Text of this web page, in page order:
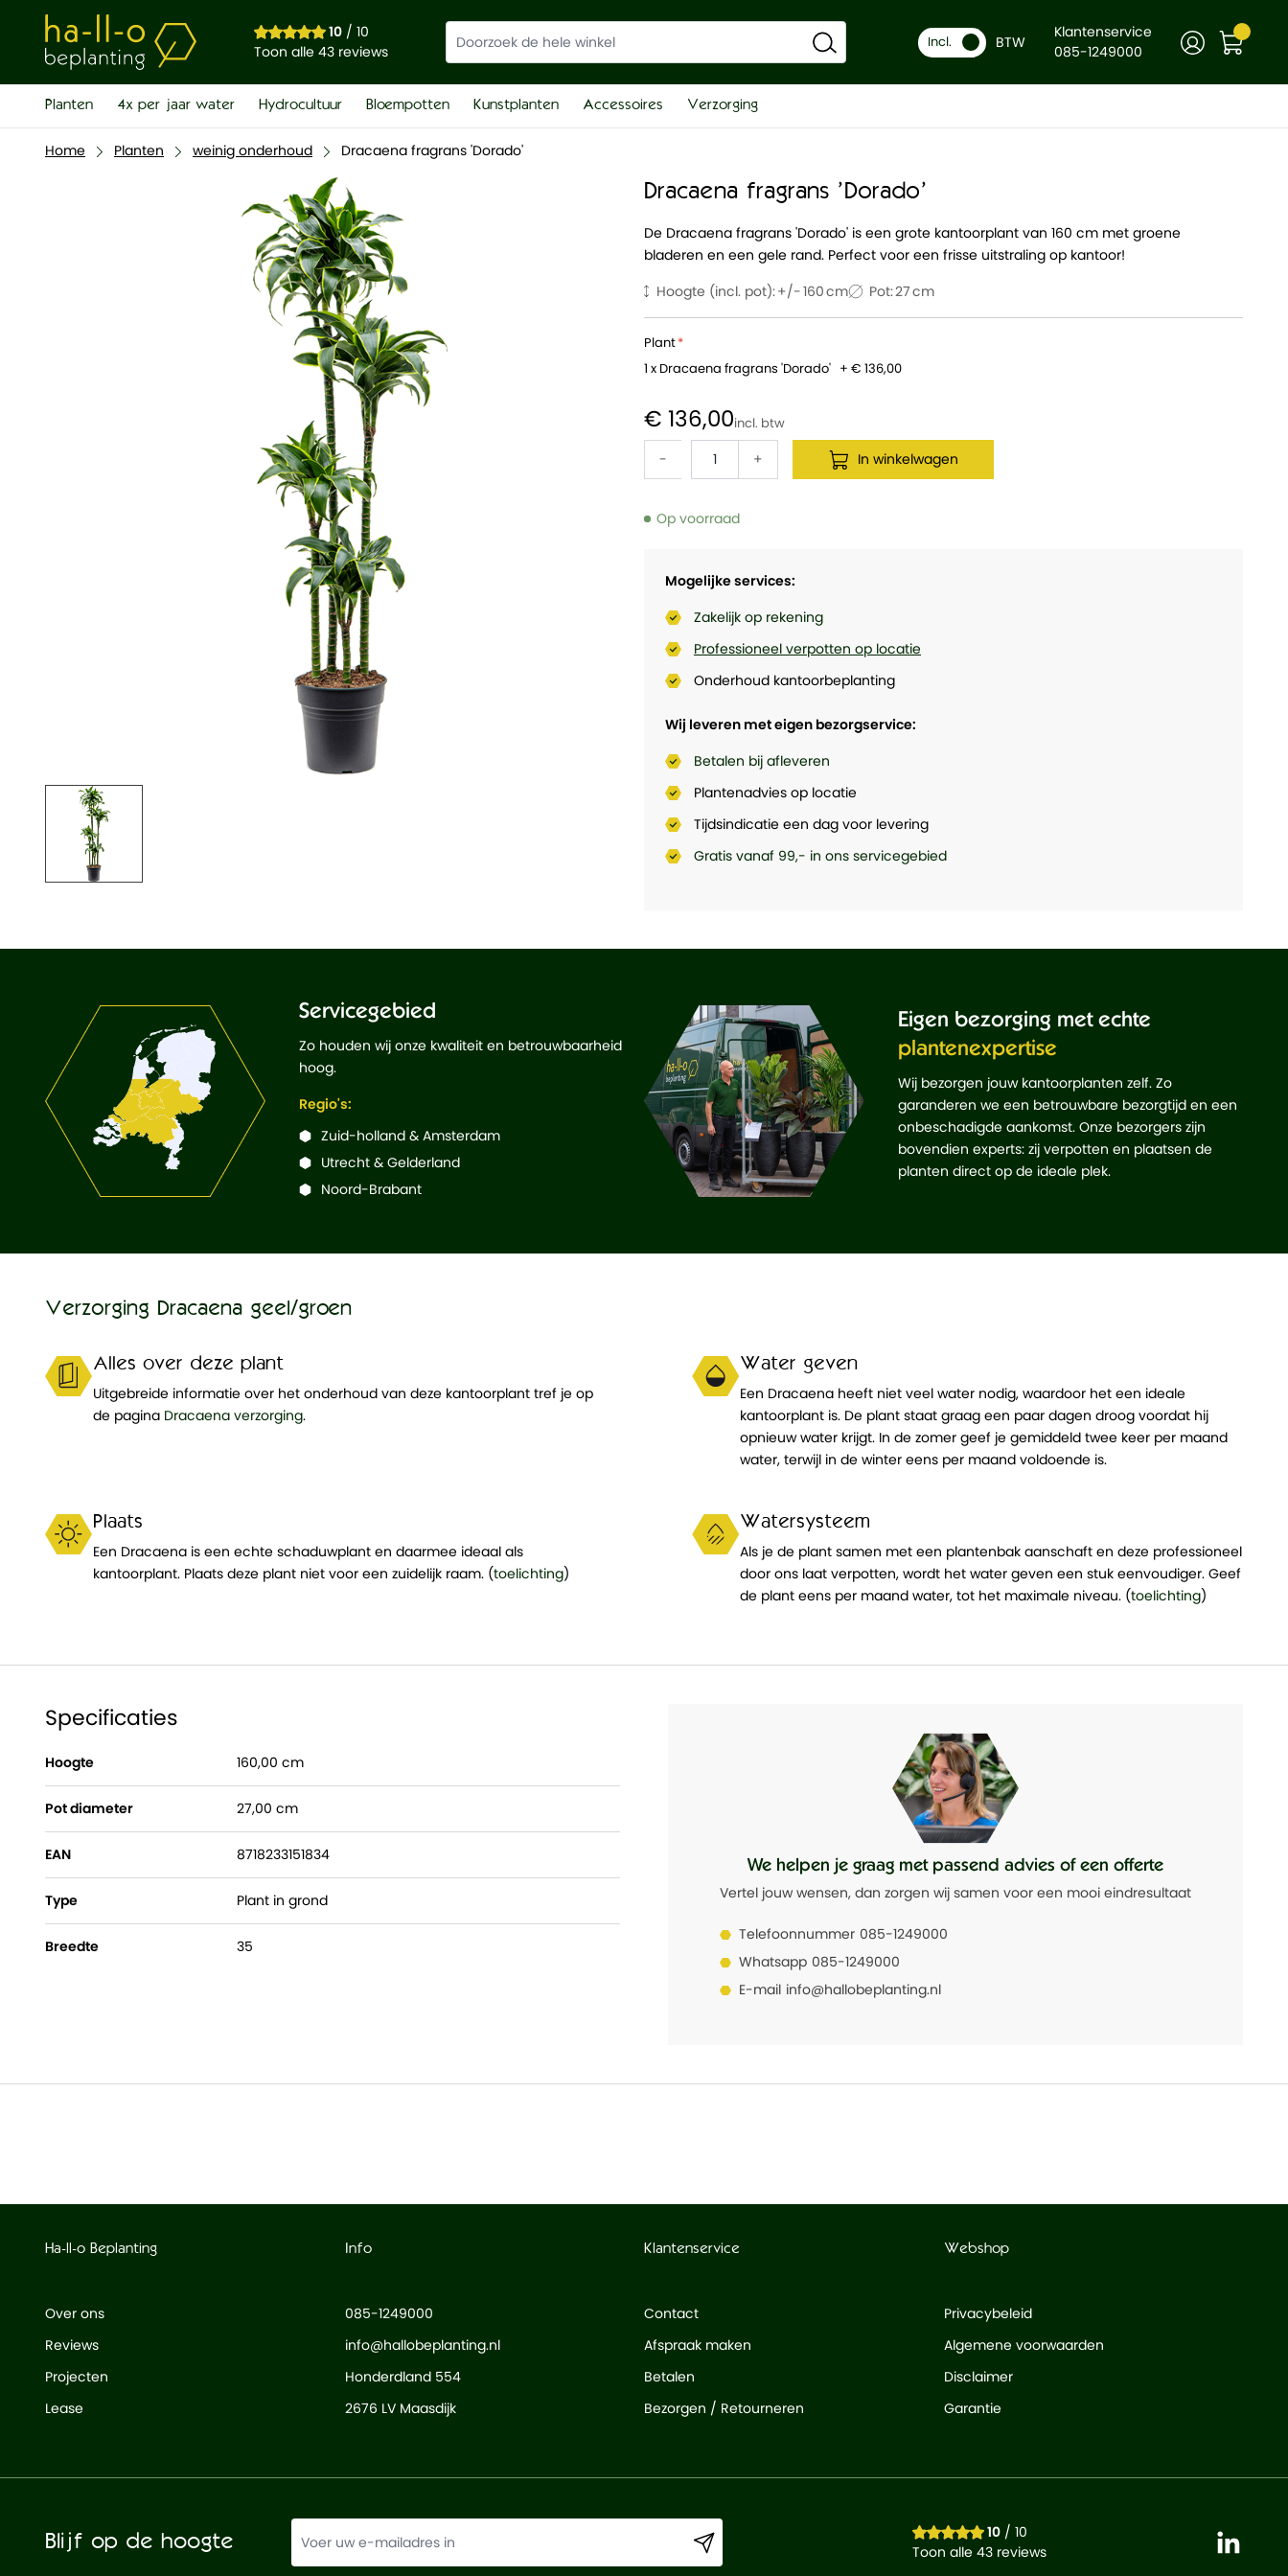
10/ 10
Toon alle 43 reviews
Incl. BTW
Klantenservice
085-1249000
Planten 4x per jaar water Hydrocultuur Bloempotten Kunstplanten Accessoires Verzorging
Home Planten weinig onderhoud Dracaena fragrans 'Dorado'
Dracaena fragrans 'Dorado'
Hoogte (incl. pot): 160 Pot:27
Mogelijke services:
Zakelijk op rekening
Professioneel verpotten op locatie
Onderhoud kantoorbeplanting
Wij leveren met eigen bezorgservice:
Betalen bij afleveren
Plantenadvies op locatie
Tijdsindicatie een dag voor levering
Gratis vanaf 99,- in ons servicegebied
De Dracaena fragrans 'Dorado' is een grote kantoorplant van 160 cm met groene
bladeren en een gele rand. Perfect voor een frisse uitstraling op kantoor!
Op voorraad
Plant
1 x Dracaena fragrans 'Dorado' + € 136,00
€ 136,00
- + In winkelwagen
Servicegebied
Zo houden wij onze kwaliteit en betrouwbaarheid
hoog.
Regio's:
Zuid-holland & Amsterdam
Utrecht & Gelderland
Noord-Brabant
Eigen bezorging met echte
plantenexpertise
Wij bezorgen jouw kantoorplanten zelf. Zo
garanderen we een betrouwbare bezorgtijd en een
onbeschadigde aankomst. Onze bezorgers zijn
bovendien experts: zij verpotten en plaatsen de
planten direct op de ideale plek.
Verzorging Dracaena geel/groen
Alles over deze plant
Uitgebreide informatie over het onderhoud van deze kantoorplant tref je op
de pagina Dracaena verzorging.
Water geven
Een Dracaena heeft niet veel water nodig, waardoor het een ideale
kantoorplant is. De plant staat graag een paar dagen droog voordat hij
opnieuw water krijgt. In de zomer geef je gemiddeld twee keer per maand
water, terwijl in de winter eens per maand voldoende is.
Plaats
Een Dracaena is een echte schaduwplant en daarmee ideaal als
kantoorplant. Plaats deze plant niet voor een zuidelijk raam. (toelichting)
Watersysteem
Als je de plant samen met een plantenbak aanschaft en deze professioneel
door ons laat verpotten, wordt het water geven een stuk eenvoudiger. Geef
de plant eens per maand water, tot het maximale niveau. (toelichting)
Specificaties
Hoogte 160,00 cm
Pot diameter 27,00 cm
EAN 8718233151834
Type Plant in grond
Breedte 35
We helpen je graag met passend advies of een offerte
Vertel jouw wensen, dan zorgen wij samen voor een mooi eindresultaat
Telefoonnummer 085-1249000
Whatsapp 085-1249000
E-mail info@hallobeplanting.nl
Ha-ll-o Beplanting
Over ons
Reviews
Projecten
Lease
Info
085-1249000
info@hallobeplanting.nl
Honderdland 554
2676 LV Maasdijk
Klantenservice
Contact
Afspraak maken
Betalen
Bezorgen / Retourneren
Webshop
Privacybeleid
Algemene voorwaarden
Disclaimer
Garantie
Blijf op de hoogte 10/ 10
Toon alle 43 reviews